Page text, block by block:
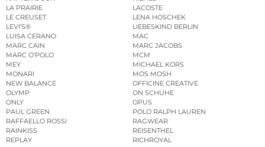
LA PRAIRIE
LACOSTE
LE CREUSET
LENA HOSCHEK
LEVI’S®
LIEBESKIND BERLIN
LUISA CERANO
MAC
MARC CAIN
MARC JACOBS
MARC O’POLO
MCM
MEY
MICHAEL KORS
MONARI
MOS MOSH
NEW BALANCE
OFFICINE CREATIVE
OLYMP
ON SCHUHE
ONLY
OPUS
PAUL GREEN
POLO RALPH LAUREN
RAFFAELLO ROSSI
RAGWEAR
RAINKISS
REISENTHEL
REPLAY
RICHROYAL